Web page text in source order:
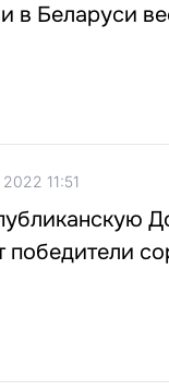
в Беларуси
11:51
победители